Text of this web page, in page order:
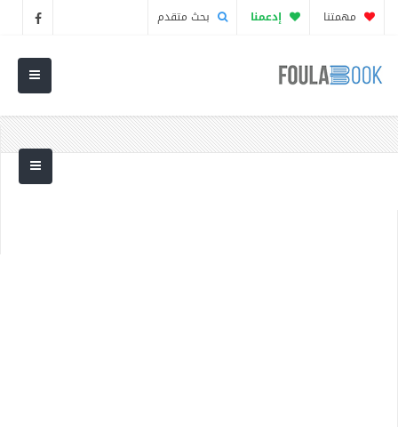
مهمتنا إدعمنا بحث متقدم